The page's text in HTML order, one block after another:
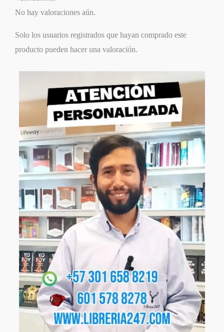
No hay valoraciones aún.
Solo los usuarios registrados que hayan comprado este
producto pueden hacer una valoración.